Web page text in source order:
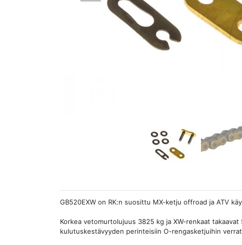
GB520EXW on RK:n suosittu MX-ketju offroad ja ATV
Korkea vetomurtolujuus 3825 kg ja XW-renkaat takaavat
kulutuskestävyyden perinteisiin O-rengasketjuihin